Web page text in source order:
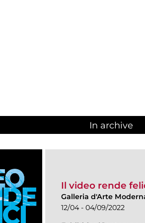
In archive
Il video rende
Galleria d'Arte
12/04 - 04/09/2022